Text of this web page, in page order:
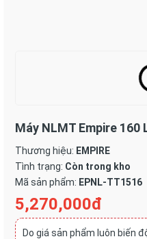
Máy NLMT Empire 160
Thương hiệu: EMPIRE
Tình trạng: Còn trong kho
Mã sản phẩm: EPNL-TT1516
5,270,000đ
Do giá sản phẩm luôn biến